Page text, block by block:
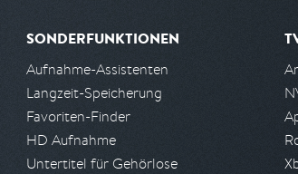
SONDERFUNKTIONEN
Aufnahme-Assistenten
Langzeit-Speicherung
Favoriten-Finder
HD Aufnahme
Untertitel für Gehörlose